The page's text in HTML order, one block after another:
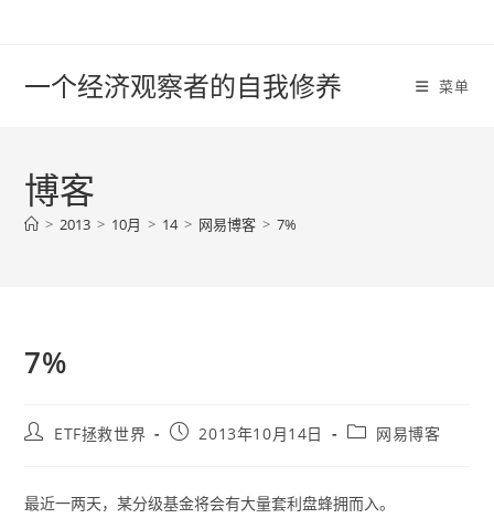
一个经济观察者的自我修养 菜单
博客
> 2013 > 10月 > 14 > 网易博客 > 7%
7%
PostETF拯救世界
Post2013年10月14日
Post网易博客
最近一两天，某分级基金将会有大量套利盘蜂拥而入。